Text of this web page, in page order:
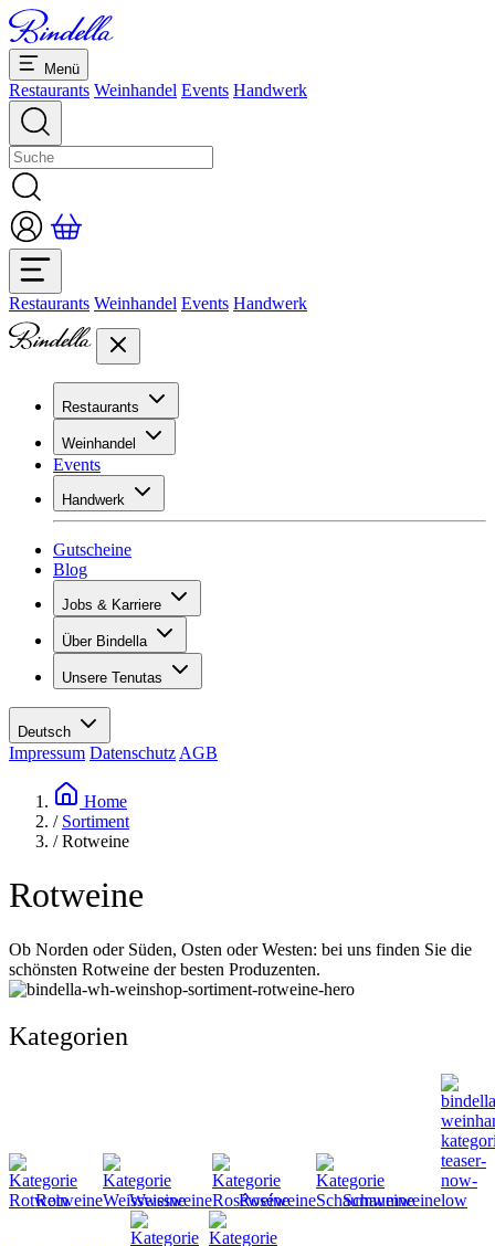
Menü
Restaurants Weinhandel Events Handwerk
Restaurants Weinhandel Events Handwerk
Restaurants
Übersicht Restaurants
Bankette & Events
Dolcezze
Weinhandel
Übersicht
Sortiment
Weinwissen
Events
Handwerk
Übersicht
Gipsen
Malern
Gutscheine
Blog
Jobs & Karriere
Übersicht
Offene Stellen
Ihre Vorteile
Werte
Über Bindella
Geschichte
Les Moby Dicks
Kontakte
Nachhaltigkeit
Unsere Tenutas
Deutsch
Impressum Datenschutz AGB
Home
/ Sortiment
/ Rotweine
Rotweine
Ob Norden oder Süden, Osten oder Westen: bei uns finden Sie die
schönsten Rotweine der besten Produzenten.
Kategorien
Rotweine Weissweine Roséweine Schaumweine